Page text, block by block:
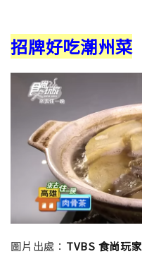
招牌好吃潮州菜
圖片出處： TVBS 食尚玩家